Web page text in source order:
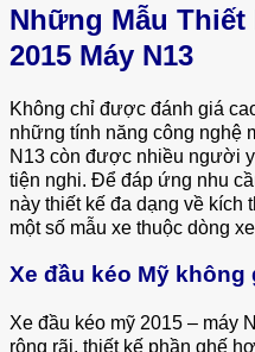
Những Mẫu Thiết
2015 Máy N13
Không chỉ được đánh giá
những tính năng công nghệ
N13 còn được nhiều người
tiện nghi. Để đáp ứng nhu
này thiết kế đa dạng về kích
một số mẫu xe thuộc dòng
Xe đầu kéo Mỹ
Xe đầu kéo mỹ 2015 – máy
rộng rãi, thiết kế phần ghế